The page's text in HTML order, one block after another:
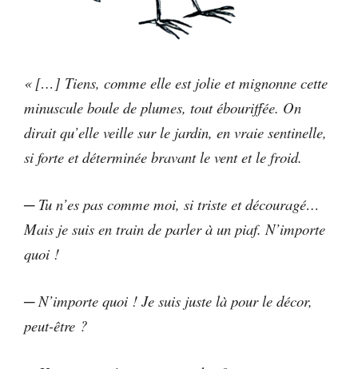
« […] Tiens, comme elle est jolie et mignonne cette
minuscule boule de plumes, tout ébouriffée. On
dirait qu’elle veille sur le jardin, en vraie sentinelle,
si forte et déterminée bravant le vent et le froid.
─ Tu n’es pas comme moi, si triste et découragé…
Mais je suis en train de parler à un piaf. N’importe
quoi !
─ N’importe quoi ! Je suis juste là pour le décor,
peut-être ?